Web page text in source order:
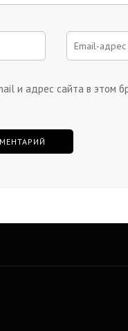
и адрес сайта в этом